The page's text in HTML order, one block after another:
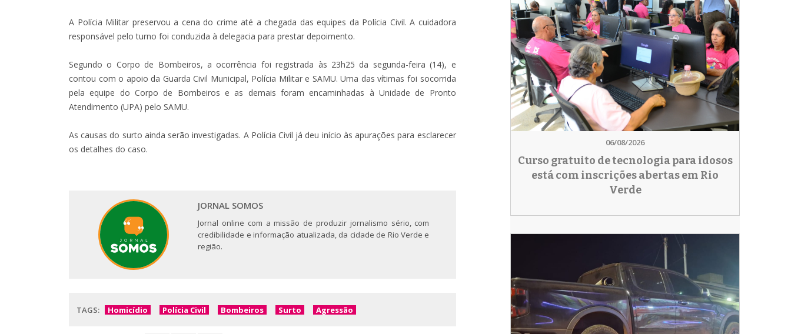
A Polícia Militar preservou a cena do crime até a chegada das equipes da Polícia Civil. A cuidadora
responsável pelo turno foi conduzida à delegacia para prestar depoimento.
Segundo o Corpo de Bombeiros, a ocorrência foi registrada às 23h25 da segunda-feira (14), e
contou com o apoio da Guarda Civil Municipal, Polícia Militar e SAMU. Uma das vítimas foi socorrida
pela equipe do Corpo de Bombeiros e as demais foram encaminhadas à Unidade de Pronto
Atendimento (UPA) pelo SAMU.
As causas do surto ainda serão investigadas. A Polícia Civil já deu início às apurações para esclarecer
os detalhes do caso.
JORNAL SOMOS
Jornal online com a missão de produzir jornalismo sério, com
credibilidade e informação atualizada, da cidade de Rio Verde e
região.
TAGS: Homicídio Polícia Civil Bombeiros Surto Agressão
06/08/2026
Curso gratuito de tecnologia para idosos
está com inscrições abertas em Rio
Verde